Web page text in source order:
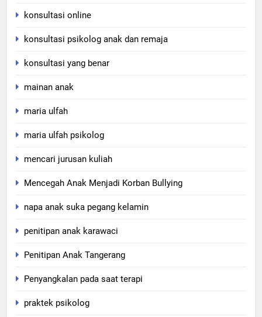
konsultasi online
konsultasi psikolog anak dan remaja
konsultasi yang benar
mainan anak
maria ulfah
maria ulfah psikolog
mencari jurusan kuliah
Mencegah Anak Menjadi Korban Bullying
napa anak suka pegang kelamin
penitipan anak karawaci
Penitipan Anak Tangerang
Penyangkalan pada saat terapi
praktek psikolog